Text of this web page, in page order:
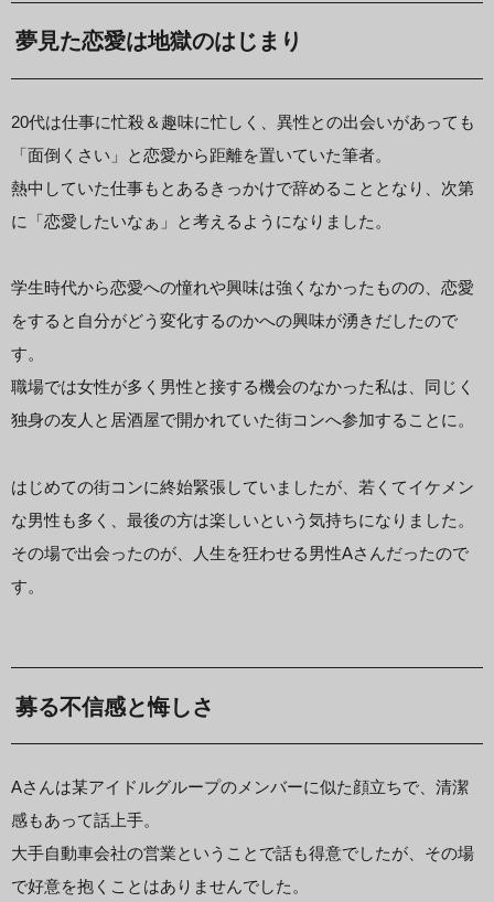
夢見た恋愛は地獄のはじまり
20代は仕事に忙殺＆趣味に忙しく、異性との出会いがあっても
「面倒くさい」と恋愛から距離を置いていた筆者。
熱中していた仕事もとあるきっかけで辞めることとなり、次第
に「恋愛したいなぁ」と考えるようになりました。
学生時代から恋愛への憧れや興味は強くなかったものの、恋愛
をすると自分がどう変化するのかへの興味が湧きだしたので
す。
職場では女性が多く男性と接する機会のなかった私は、同じく
独身の友人と居酒屋で開かれていた街コンへ参加することに。
はじめての街コンに終始緊張していましたが、若くてイケメン
な男性も多く、最後の方は楽しいという気持ちになりました。
その場で出会ったのが、人生を狂わせる男性Aさんだったので
す。
募る不信感と悔しさ
Aさんは某アイドルグループのメンバーに似た顔立ちで、清潔
感もあって話上手。
大手自動車会社の営業ということで話も得意でしたが、その場
で好意を抱くことはありませんでした。